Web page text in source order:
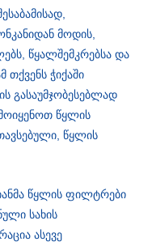
მოდის,
წყალშემკრებსა და
თქვენს ჭიქაში
გასაუმჯობესებლად
წყლის
წყლის
წყლის ფილტრები
სახის
ასევე